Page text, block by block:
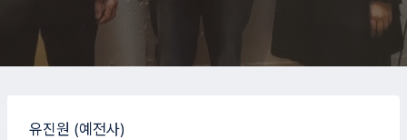
유진원 (예전사)